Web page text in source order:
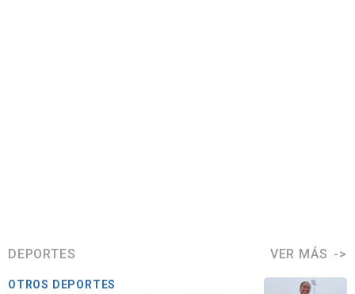
DEPORTES VER MÁS
OTROS DEPORTES